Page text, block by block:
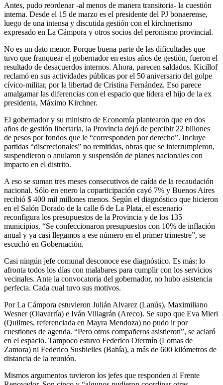
Antes, pudo reordenar -al menos de manera transitoria- la cuestión
interna. Desde el 15 de marzo es el presidente del PJ bonaerense,
luego de una intensa y discutida gestión con el kirchnerismo
expresado en La Cámpora y otros socios del peronismo provincial.
No es un dato menor. Porque buena parte de las dificultades que
tuvo que franquear el gobernador en estos años de gestión, fueron el
resultado de desacuerdos internos. Ahora, parecen saldados. Kicillof
reclamó en sus actividades públicas por el 50 aniversario del golpe
cívico-militar, por la libertad de Cristina Fernández. Eso parece
amalgamar las diferencias con el espacio que lidera el hijo de la ex
presidenta, Máximo Kirchner.
El gobernador y su ministro de Economía plantearon que en dos
años de gestión libertaria, la Provincia dejó de percibir 22 billones
de pesos por fondos que le “corresponden por derecho”. Incluye
partidas “discrecionales” no remitidas, obras que se interrumpieron,
suspendieron o anularon y suspensión de planes nacionales con
impacto en el distrito.
A eso se suman tres meses consecutivos de caída de la recaudación
nacional. Sólo en enero la coparticipación cayó 7% y Buenos Aires
recibió $ 400 mil millones menos. Según el diagnóstico que hicieron
en el Salón Dorado de la calle 6 de La Plata, el escenario
reconfigura los presupuestos de la Provincia y de los 135
municipios. “Se confeccionaron presupuestos con 10% de inflación
anual y ya casi llegamos a ese número en el primer trimestre”, se
escuchó en Gobernación.
Casi ningún jefe comunal desconoce ese diagnóstico. Es más: lo
afronta todos los días con malabares para cumplir con los servicios
vecinales. Ante la convocatoria del gobernador, no hubo asistencia
perfecta. Cada cual tuvo sus motivos.
Por La Cámpora estuvieron Julián Alvarez (Lanús), Maximiliano
Wesner (Olavarría) e Iván Villagrán (Areco). Se supo que Eva Mieri
(Quilmes, referenciada en Mayra Mendoza) no pudo ir por
cuestiones de agenda. “Pero otros compañeros asistieron”, se aclaró
en el espacio. Tampoco estuvo Federico Otermín (Lomas de
Zamora) ni Federico Susbielles (Bahía), a más de 600 kilómetros de
distancia de la reunión.
Mismos argumentos tuvieron los jefes que responden al Frente